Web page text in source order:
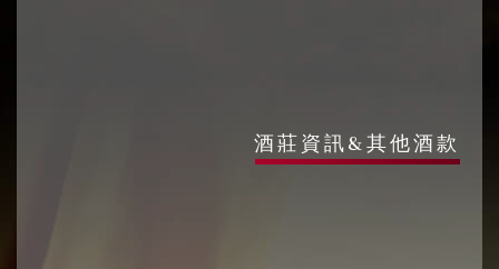
酒莊資訊&其他酒款